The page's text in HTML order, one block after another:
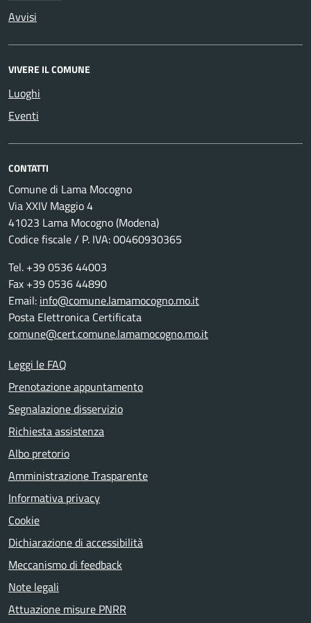
Avvisi
VIVERE IL COMUNE
Luoghi
Eventi
CONTATTI
Comune di Lama Mocogno
Via XXIV Maggio 4
41023 Lama Mocogno (Modena)
Codice fiscale / P. IVA: 00460930365
Tel. +39 0536 44003
Fax +39 0536 44890
Email: info@comune.lamamocogno.mo.it
Posta Elettronica Certificata
comune@cert.comune.lamamocogno.mo.it
Leggi le FAQ
Prenotazione appuntamento
Segnalazione disservizio
Richiesta assistenza
Albo pretorio
Amministrazione Trasparente
Informativa privacy
Cookie
Dichiarazione di accessibilità
Meccanismo di feedback
Note legali
Attuazione misure PNRR